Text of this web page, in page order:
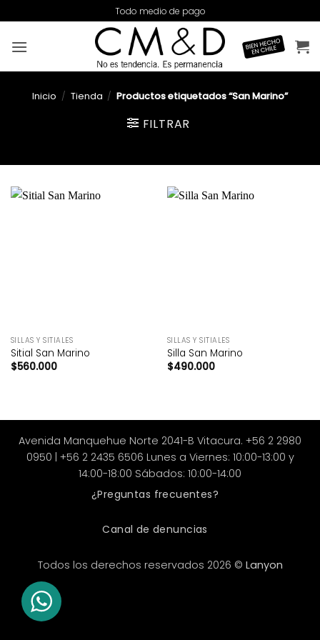
al
contenido
Todo medio de pago
Inicio / Tienda / Productos etiquetados “San Marino”
FILTRAR
SILLAS Y SITIALES
Sitial San Marino
$560.000
SILLAS Y SITIALES
Silla San Marino
$490.000
Avenida Manquehue Norte 2041-B Vitacura. +56 2 2980
0950 | +56 2 2435 6506 Lunes a Viernes: 10:00-13:00 y
14:00-18:00 Sábados: 10:00-14:00
¿Preguntas frecuentes?
Canal de denuncias
Todos los derechos reservados 2026 © Lanyon